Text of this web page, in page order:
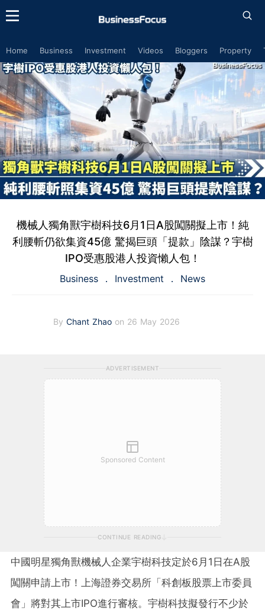
Home Business Investment Videos Bloggers Property
機械人獨角獸宇樹科技6月1日A股闖關擬上市！純
利腰斬仍欲集資45億 驚揭巨頭「提款」陰謀？宇樹
IPO受惠股港人投資懶人包！
Business Investment News
By Chant Zhao on 26 May 2026
ADVERTISEMENT
Sponsored Content
CONTINUE READING
中國明星獨角獸機械人企業宇樹科技定於6月1日在A股
闖關申請上市！上海證券交易所「科創板股票上市委員
會」將對其上市IPO進行審核。宇樹科技擬發行不少於